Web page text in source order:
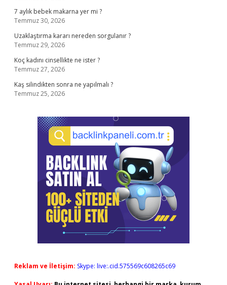
7 aylık bebek makarna yer mi ?
Temmuz 30, 2026
Uzaklaştırma kararı nereden sorgulanır ?
Temmuz 29, 2026
Koç kadını cinsellikte ne ister ?
Temmuz 27, 2026
Kaş silindikten sonra ne yapılmalı ?
Temmuz 25, 2026
Reklam ve İletişim: Skype: live:.cid.575569c608265c69